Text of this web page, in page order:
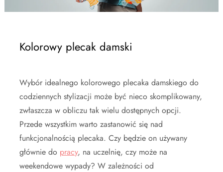
Kolorowy plecak damski
Wybór idealnego kolorowego plecaka damskiego do
codziennych stylizacji może być nieco skomplikowany,
zwłaszcza w obliczu tak wielu dostępnych opcji.
Przede wszystkim warto zastanowić się nad
funkcjonalnością plecaka. Czy będzie on używany
głównie do pracy, na uczelnię, czy może na
weekendowe wypady? W zależności od